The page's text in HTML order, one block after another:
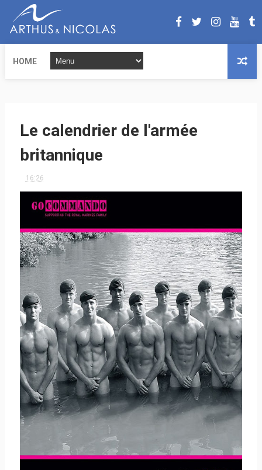
HOME
Le calendrier de l'armée
britannique
16:26